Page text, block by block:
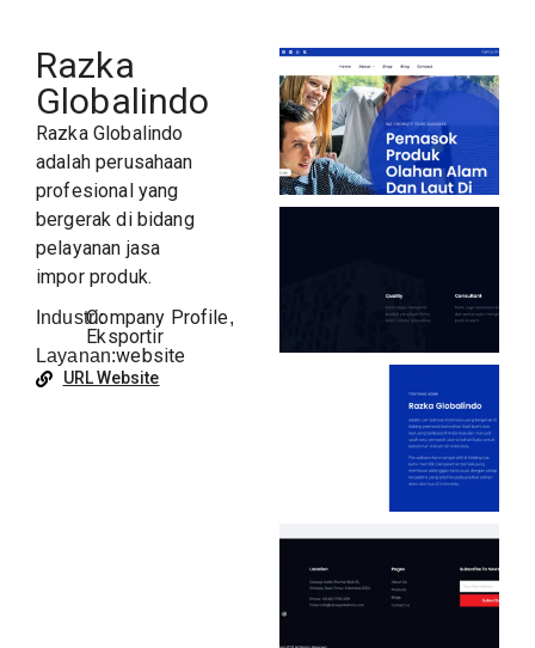
Razka
Globalindo
Razka Globalindo
adalah perusahaan
profesional yang
bergerak di bidang
pelayanan jasa
impor produk.
Industri:Company Profile,
Eksportir
Layanan:website
URL Website